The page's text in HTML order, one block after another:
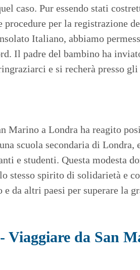
caso. Pur essendo stati
procedure per la registrazione
Italiano, abbiamo
Il padre del bambino ha
e si recherà presso
Marino a Londra ha reagito
scuola secondaria di Londra,
e studenti. Questa modesta
stesso spirito di solidarietà e
da altri paesi per superare la
Viaggiare da San